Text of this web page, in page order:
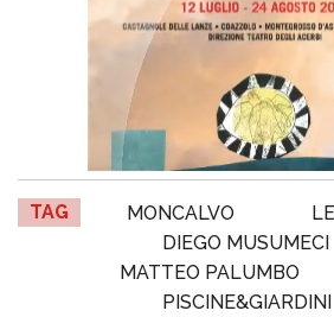
TAG MONCALVO
DIEGO MUSUMECI
MATTEO PALUMBO
PISCINE&GIARDINI